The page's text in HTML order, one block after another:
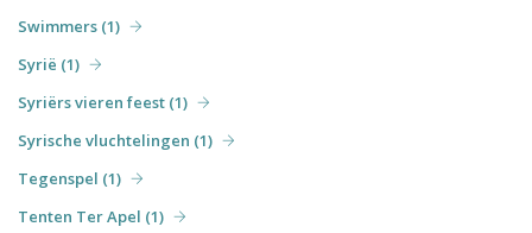
Swimmers (1)
Syrië (1)
Syriërs vieren feest (1)
Syrische vluchtelingen (1)
Tegenspel (1)
Tenten Ter Apel (1)